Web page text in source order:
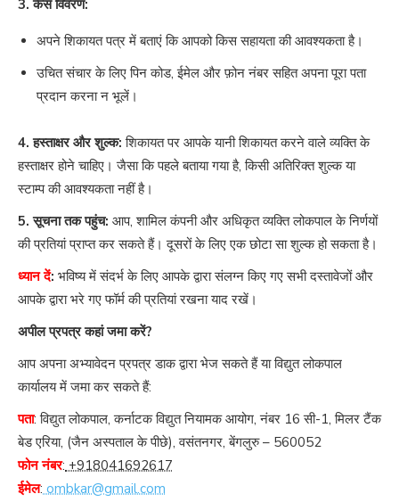
3. केस विवरण:
अपने शिकायत पत्र में बताएं कि आपको किस सहायता की आवश्यकता है।
उचित संचार के लिए पिन कोड, ईमेल और फ़ोन नंबर सहित अपना पूरा पता
प्रदान करना न भूलें।
4. हस्ताक्षर और शुल्क: शिकायत पर आपके यानी शिकायत करने वाले व्यक्ति के
हस्ताक्षर होने चाहिए। जैसा कि पहले बताया गया है, किसी अतिरिक्त शुल्क या
स्टाम्प की आवश्यकता नहीं है।
5. सूचना तक पहुंच: आप, शामिल कंपनी और अधिकृत व्यक्ति लोकपाल के निर्णयों
की प्रतियां प्राप्त कर सकते हैं। दूसरों के लिए एक छोटा सा शुल्क हो सकता है।
ध्यान दें: भविष्य में संदर्भ के लिए आपके द्वारा संलग्न किए गए सभी दस्तावेजों और
आपके द्वारा भरे गए फॉर्म की प्रतियां रखना याद रखें।
अपील प्रपत्र कहां जमा करें?
आप अपना अभ्यावेदन प्रपत्र डाक द्वारा भेज सकते हैं या विद्युत लोकपाल
कार्यालय में जमा कर सकते हैं:
पता: विद्युत लोकपाल, कर्नाटक विद्युत नियामक आयोग, नंबर 16 सी-1, मिलर टैंक
बेड एरिया, (जैन अस्पताल के पीछे), वसंतनगर, बेंगलुरु – 560052
फोन नंबर:+918041692617
ईमेल:ombkar@gmail.com